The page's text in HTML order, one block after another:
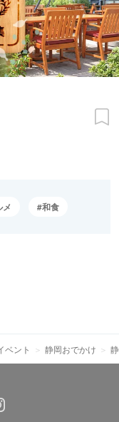
メ 和食
ベント 静岡おでかけ